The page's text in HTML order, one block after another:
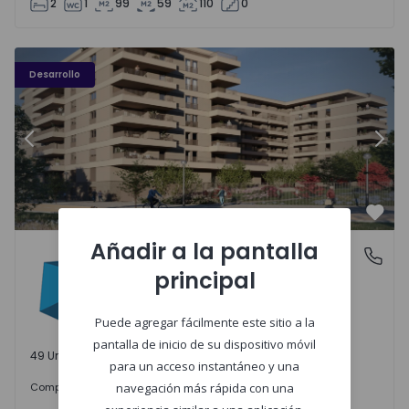
2 1 99 59 110 0
Desarrollo
PLENO JARDIM - 3
Anterior
Águas Santas, PortoPLENO JARDIM
Águas Santas, Porto
49 Unidades disponibles
Comprar 242.000 €
Añadir a la pantalla
principal
Puede agregar fácilmente este sitio a la
pantalla de inicio de su dispositivo móvil
para un acceso instantáneo y una
navegación más rápida con una